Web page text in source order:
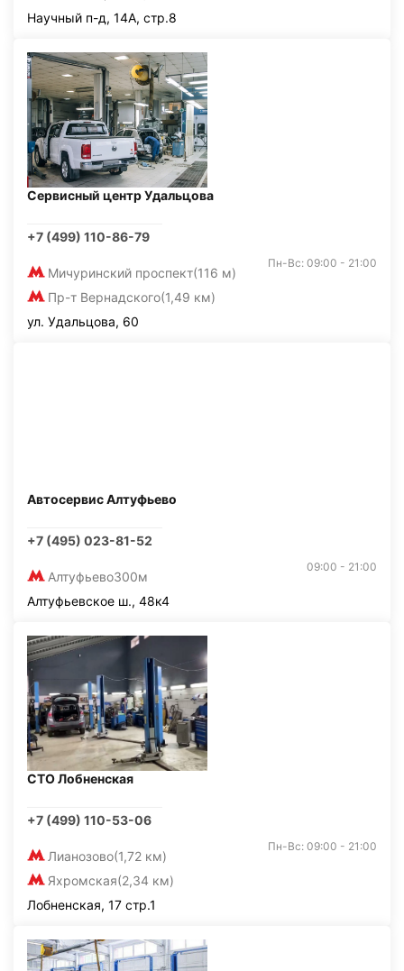
Научный п-д, 14А, стр.8
Сервисный центр Удальцова
+7 (499) 110-86-79
Мичуринский проспект(116 м)
Пр-т Вернадского(1,49 км)
Пн-Вс: 09:00 - 21:00
ул. Удальцова, 60
Автосервис Алтуфьево
+7 (495) 023-81-52
Алтуфьево300м
09:00 - 21:00
Алтуфьевское ш., 48к4
СТО Лобненская
+7 (499) 110-53-06
Лианозово(1,72 км)
Яхромская(2,34 км)
Пн-Вс: 09:00 - 21:00
Лобненская, 17 стр.1